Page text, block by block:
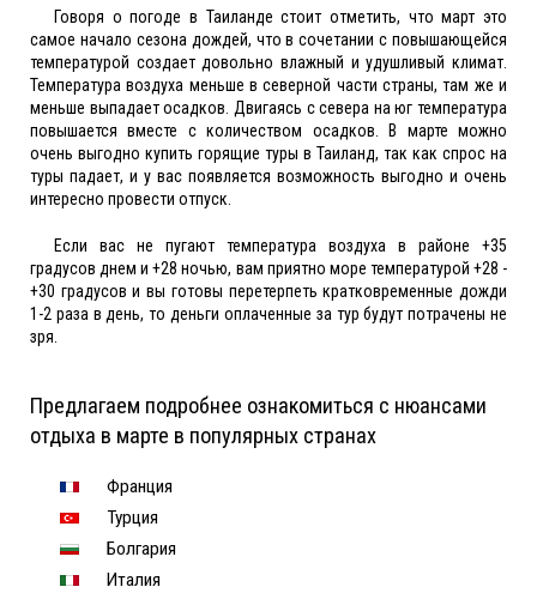
Говоря о погоде в Таиланде стоит отметить, что март это
самое начало сезона дождей, что в сочетании с повышающейся
температурой создает довольно влажный и удушливый климат.
Температура воздуха меньше в северной части страны, там же и
меньше выпадает осадков. Двигаясь с севера на юг температура
повышается вместе с количеством осадков. В марте можно
очень выгодно купить горящие туры в Таиланд, так как спрос на
туры падает, и у вас появляется возможность выгодно и очень
интересно провести отпуск.
Если вас не пугают температура воздуха в районе +35
градусов днем и +28 ночью, вам приятно море температурой +28 -
+30 градусов и вы готовы перетерпеть кратковременные дожди
1-2 раза в день, то деньги оплаченные за тур будут потрачены не
зря.
Предлагаем подробнее ознакомиться с нюансами
отдыха в марте в популярных странах
Франция
Турция
Болгария
Италия